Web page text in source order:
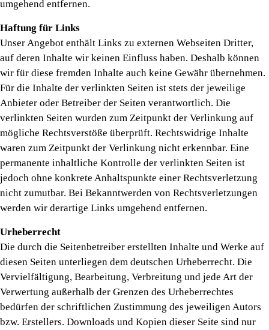
umgehend entfernen.
Haftung für Links
Unser Angebot enthält Links zu externen Webseiten Dritter,
auf deren Inhalte wir keinen Einfluss haben. Deshalb können
wir für diese fremden Inhalte auch keine Gewähr übernehmen.
Für die Inhalte der verlinkten Seiten ist stets der jeweilige
Anbieter oder Betreiber der Seiten verantwortlich. Die
verlinkten Seiten wurden zum Zeitpunkt der Verlinkung auf
mögliche Rechtsverstöße überprüft. Rechtswidrige Inhalte
waren zum Zeitpunkt der Verlinkung nicht erkennbar. Eine
permanente inhaltliche Kontrolle der verlinkten Seiten ist
jedoch ohne konkrete Anhaltspunkte einer Rechtsverletzung
nicht zumutbar. Bei Bekanntwerden von Rechtsverletzungen
werden wir derartige Links umgehend entfernen.
Urheberrecht
Die durch die Seitenbetreiber erstellten Inhalte und Werke auf
diesen Seiten unterliegen dem deutschen Urheberrecht. Die
Vervielfältigung, Bearbeitung, Verbreitung und jede Art der
Verwertung außerhalb der Grenzen des Urheberrechtes
bedürfen der schriftlichen Zustimmung des jeweiligen Autors
bzw. Erstellers. Downloads und Kopien dieser Seite sind nur